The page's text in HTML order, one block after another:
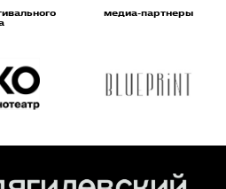
медиа-партнеры